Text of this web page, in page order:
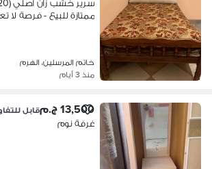
ممتازة للبيع - فرصة لا
خاتم المرسلين، الهرم
منذ 3 أيام
13,500 ج.م قابل
غرفة نوم